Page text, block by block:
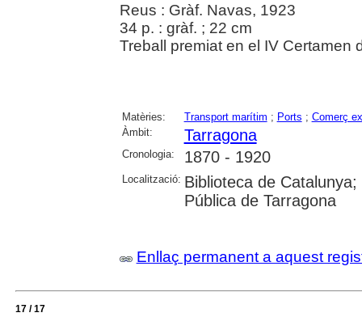
Reus : Gràf. Navas, 1923
34 p. : gràf. ; 22 cm
Treball premiat en el IV Certamen
Matèries: Transport marítim ; Ports ; Comerç
Àmbit:
Tarragona
Cronologia: 1870 - 1920
Localització: Biblioteca de
Pública de Tarragona
Enllaç permanent a aquest
17 / 17